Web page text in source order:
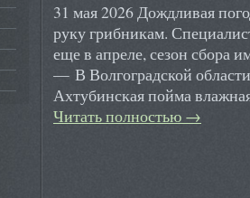
31 мая 2026 Дождливая
руку грибникам.
еще в апреле, сезон сбора
— В Волгоградской
Ахтубинская пойма
Читать полностью →